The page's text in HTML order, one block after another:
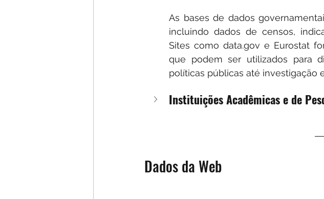
As bases de dados
incluindo dados de censos,
Sites como data.gov e Eurostat
que podem ser utilizados para
políticas públicas até investigação
Instituições Acadêmicas e de
Dados da Web